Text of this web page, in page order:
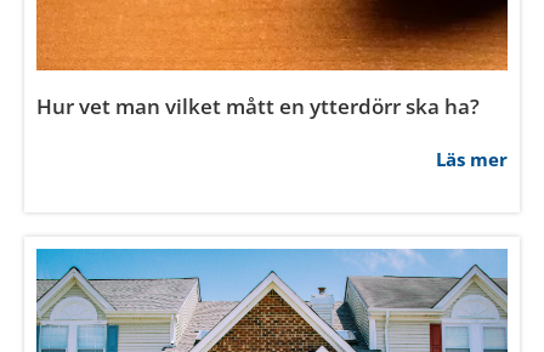
Hur vet man vilket mått en ytterdörr ska ha?
Läs mer